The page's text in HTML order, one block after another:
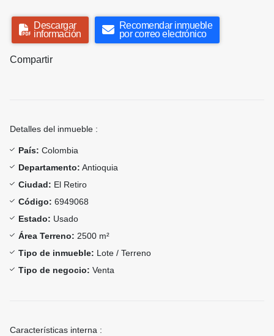
Descargar
información
Recomendar inmueble
por correo electrónico
Compartir
Detalles del inmueble :
País: Colombia
Departamento: Antioquia
Ciudad: El Retiro
Código: 6949068
Estado: Usado
Área Terreno: 2500 m²
Tipo de inmueble: Lote / Terreno
Tipo de negocio: Venta
Características interna :